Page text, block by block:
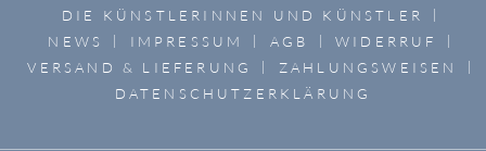
DIE KÜNSTLERINNEN UND KÜNSTLER
NEWS
IMPRESSUM AGB
WIDERRUF
VERSAND & LIEFERUNG
ZAHLUNGSWEISEN
DATENSCHUTZERKLÄRUNG